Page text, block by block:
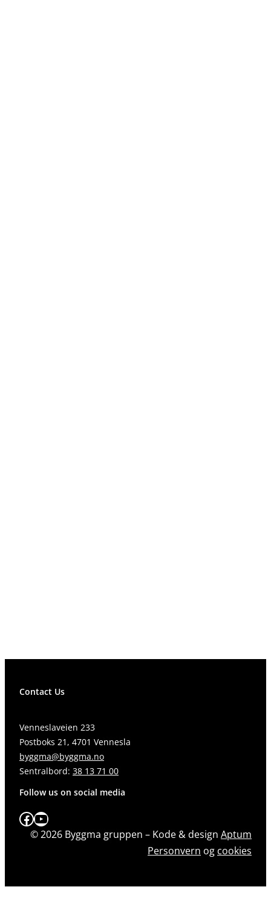
Contact Us
Venneslaveien 233
Postboks 21, 4701 Vennesla
byggma@byggma.no
Sentralbord: 38 13 71 00
Follow us on social media
Facebook YouTube
© 2026 Byggma gruppen – Kode & design Aptum
Personvern og cookies